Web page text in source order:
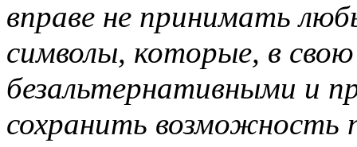
вправе не принимать
символы, которые, в
безальтернативными и
сохранить возможность